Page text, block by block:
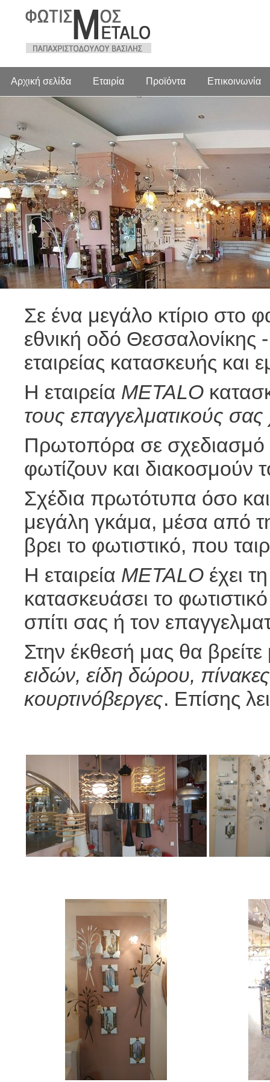
Αρχική σελίδα Εταιρία Προϊόντα Επικοινωνία
Σε ένα μεγάλο κτίριο στο
εθνική οδό Θεσσαλονίκης
εταιρείας κατασκευής και
Η εταιρεία METALO
τους επαγγελματικούς
Πρωτοπόρα σε σχεδιασμό
φωτίζουν και διακοσμούν
Σχέδια πρωτότυπα όσο
μεγάλη γκάμα, μέσα από
βρει το φωτιστικό, που
Η εταιρεία ΜETALO έχει
κατασκευάσει το
σπίτι σας ή τον
Στην έκθεσή μας θα βρείτε
ειδών, είδη δώρου,
κουρτινόβεργες. Επίσης